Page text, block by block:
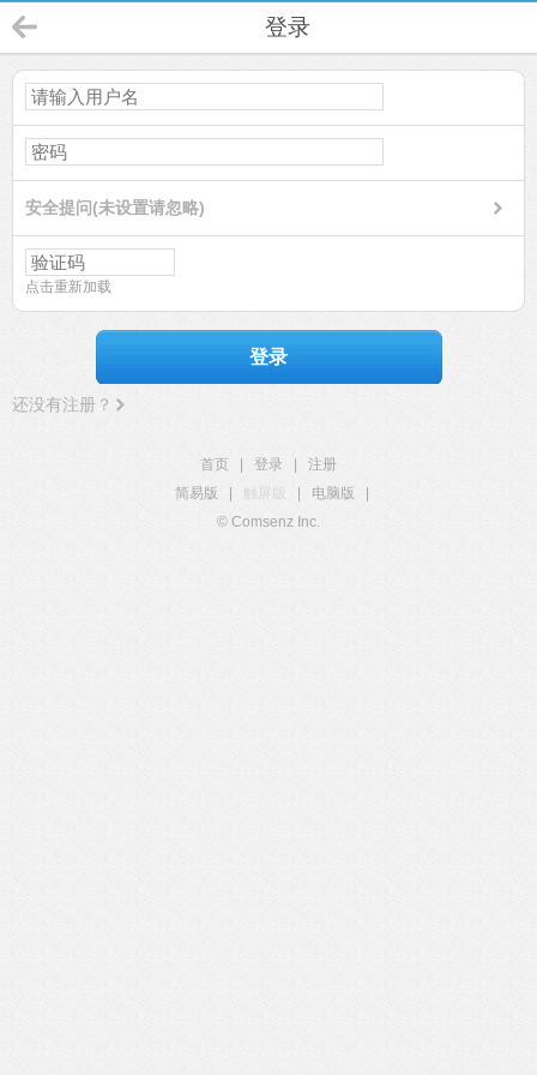
登录
安全提问(未设置请忽略)
点击重新加载
登录
还没有注册？
首页 登录
注册
简易版
触屏版 电脑版
© Comsenz Inc.